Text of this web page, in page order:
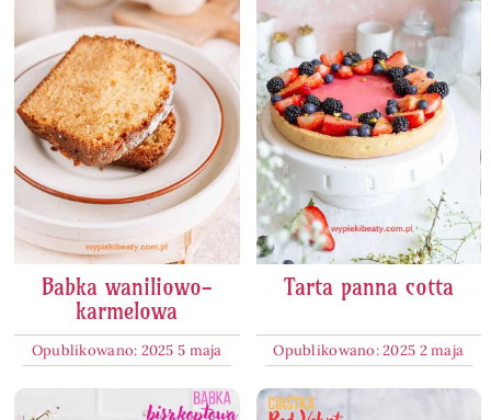
Babka waniliowo-
karmelowa
Opublikowano: 2025 5 maja
Tarta panna cotta
Opublikowano: 2025 2 maja